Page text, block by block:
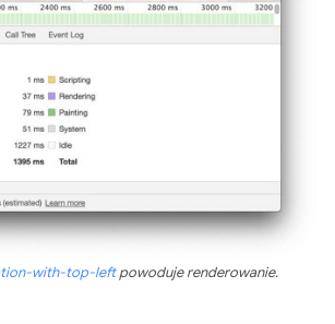
with-top-leftpowoduje renderowanie.